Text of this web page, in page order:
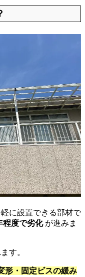
に設置できる部材で
程度で劣化が進みま
す。
形・固定ビスの緩み